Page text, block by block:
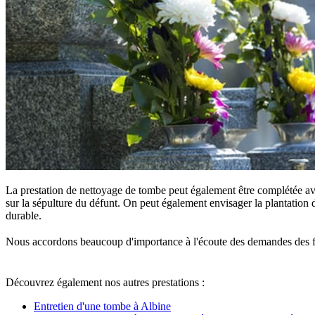
La prestation de nettoyage de tombe peut également être complétée
sur la sépulture du défunt. On peut également envisager la
durable.
Nous accordons beaucoup d'importance à l'écoute des demandes
Découvrez également nos autres prestations :
Entretien d'une tombe à Albine